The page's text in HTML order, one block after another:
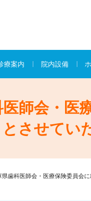
療案内 院内設備
師会・
とさせてい
歯科医師会・医療保険委員会